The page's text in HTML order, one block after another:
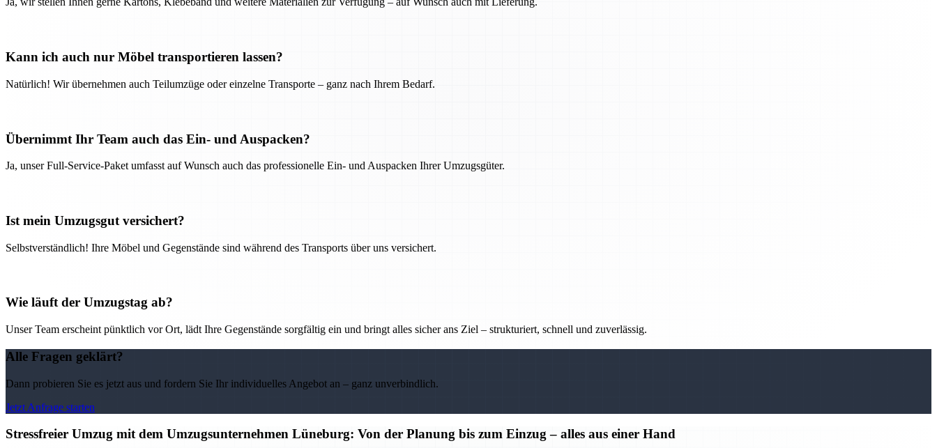
Kann ich auch nur Möbel transportieren lassen?
Natürlich! Wir übernehmen auch Teilumzüge oder einzelne Transporte – ganz nach Ihrem Bedarf.
Übernimmt Ihr Team auch das Ein- und Auspacken?
Ja, unser Full-Service-Paket umfasst auf Wunsch auch das professionelle Ein- und Auspacken Ihrer Umzugsgüter.
Ist mein Umzugsgut versichert?
Selbstverständlich! Ihre Möbel und Gegenstände sind während des Transports über uns versichert.
Wie läuft der Umzugstag ab?
Unser Team erscheint pünktlich vor Ort, lädt Ihre Gegenstände sorgfältig ein und bringt alles sicher ans Ziel – strukturiert, schnell und zuverlässig.
Alle Fragen geklärt?
Dann probieren Sie es jetzt aus und fordern Sie Ihr individuelles Angebot an – ganz unverbindlich.
Jetzt Anfrage starten
Stressfreier Umzug mit dem Umzugsunternehmen Lüneburg: Von der Planung bis zum Einzug – alles aus einer Hand